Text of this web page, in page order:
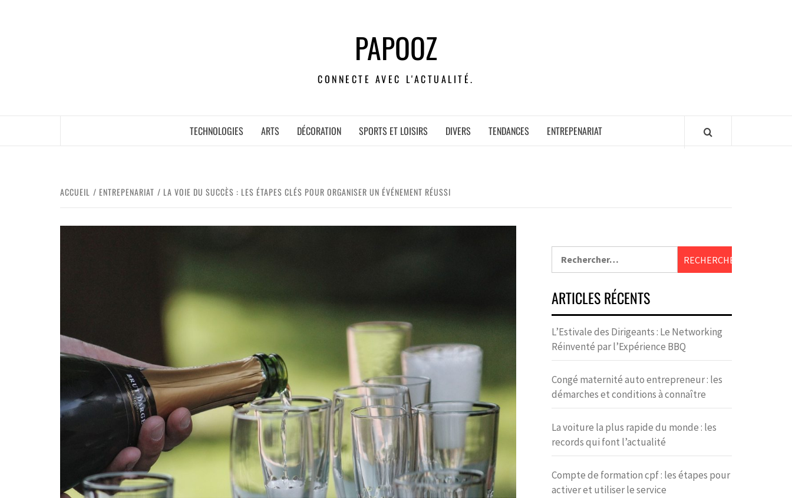
PAPOOZ
CONNECTE AVEC L'ACTUALITÉ.
TECHNOLOGIES ARTS DÉCORATION SPORTS ET LOISIRS DIVERS TENDANCES ENTREPENARIAT
ACCUEIL ENTREPENARIAT LA VOIE DU SUCCÈS : LES ÉTAPES CLÉS POUR ORGANISER UN ÉVÉNEMENT RÉUSSI
ARTICLES RÉCENTS
L’Estivale des Dirigeants : Le Networking
Réinventé par l’Expérience BBQ
Congé maternité auto entrepreneur : les
démarches et conditions à connaître
La voiture la plus rapide du monde : les
records qui font l’actualité
Compte de formation cpf : les étapes pour
activer et utiliser le service